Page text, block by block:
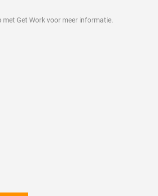
Get Work voor meer informatie.